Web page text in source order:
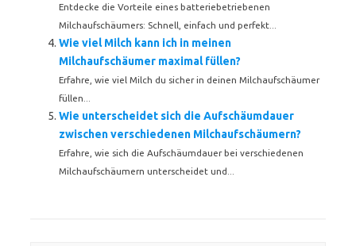
Entdecke die Vorteile eines batteriebetriebenen
Milchaufschäumers: Schnell, einfach und perfekt...
Wie viel Milch kann ich in meinen
Milchaufschäumer maximal füllen?
Erfahre, wie viel Milch du sicher in deinen Milchaufschäumer
füllen...
Wie unterscheidet sich die Aufschäumdauer
zwischen verschiedenen Milchaufschäumern?
Erfahre, wie sich die Aufschäumdauer bei verschiedenen
Milchaufschäumern unterscheidet und...